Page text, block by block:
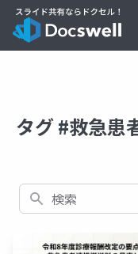
タグ #救急患
検索